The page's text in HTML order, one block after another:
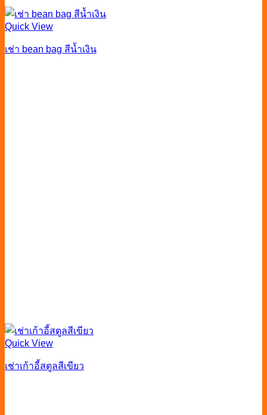
Quick View
เช่า bean bag สีน้ำเงิน
Quick View
เช่าเก้าอี้สตูลสีเขียว